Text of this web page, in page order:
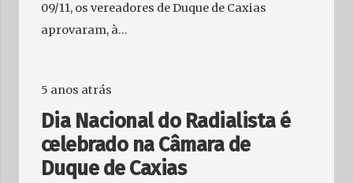
09/11, os vereadores de Duque de Caxias
aprovaram, à…
5 anos atrás
Dia Nacional do Radialista é
celebrado na Câmara de
Duque de Caxias